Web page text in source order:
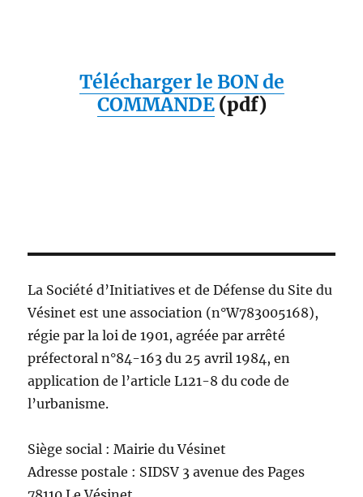
Télécharger le BON de
COMMANDE(pdf)
La Société d’Initiatives et de Défense du Site du
Vésinet est une association (n°W783005168),
régie par la loi de 1901, agréée par arrêté
préfectoral n°84-163 du 25 avril 1984, en
application de l’article L121-8 du code de
l’urbanisme.
Siège social : Mairie du Vésinet
Adresse postale : SIDSV 3 avenue des Pages